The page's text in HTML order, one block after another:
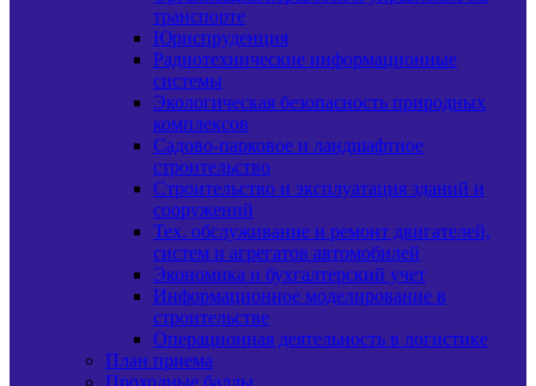
транспорте
Юриспруденция
Радиотехнические информационные
системы
Экологическая безопасность природных
комплексов
Садово-парковое и ландшафтное
строительство
Строительство и эксплуатация зданий и
сооружений
Тех. обслуживание и ремонт двигателей,
систем и агрегатов автомобилей
Экономика и бухгалтерский учет
Информационное моделирование в
строительстве
Операционная деятельность в логистике
План приема
Проходные баллы